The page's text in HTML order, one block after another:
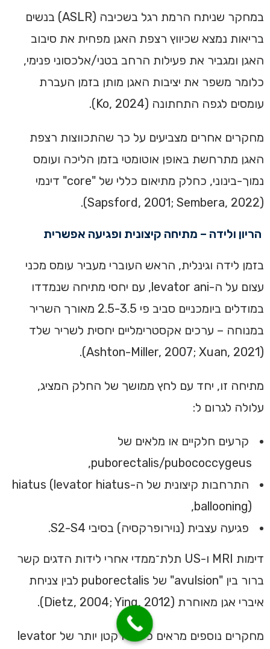
במחקר שניתח הרמת רגל בשכיבה (ASLR) בנשים
בריאות נמצא שכיווץ רצפת האגן מפחית את סיבוב
האגן ומגביר את פעילות הרחב בטני/אלכסוני פנימי,
כלומר משפר את יציבות האגן מותן בזמן העברת
עומסים לגפה התחתונה (Ko, 2024).
מחקרים אחרים מצביעים על כך שהתכווצות רצפת
האגן מתרחשת באופן אוטומטי בזמן הליכה ועומס
נמוך-בינוני, כחלק מתיאום כללי של "core" דינמי
(Sapsford, 2001; Sembera, 2022).
הריון ולידה – מתיחה קיצונית ופגיעה אפשרית
בזמן לידה וגינלית, הראש העוברי מעביר עומס מכני
עצום על ה-levator ani, עם יחסי מתיחה שנמדדו
במודלים ביומכניים סביב פי 2.5-3.5 מאורך השריר
במנוחה – ערכים אקסטרימליים יחסית לשריר שלד
(Ashton-Miller, 2007; Xuan, 2021).
מתיחה זו, יחד עם לחץ ממושך של החלק המציג,
עלולה לגרום ל:
קרעים חלקיים או מלאים של
puborectalis/pubococcygeus,
התרחבות קיצונית של ה-hiatus (levator hiatus
ballooning),
פגיעה עצבית (נוירופרקסיה) בסיבי S2-S4.
דימות MRI ו-US תלת־ממדי אחרי לידות הדגים קשר
ברור בין "avulsion" של puborectalis לבין צניחת
איברי אגן מאוחרת (Dietz, 2004; Ying, 2012).
מחקרים נוספים מראים כי נפח קטן יותר של levator